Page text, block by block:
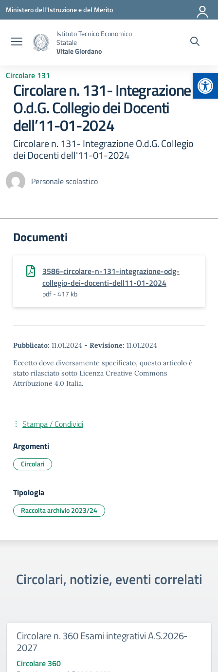
Vai ai contenuti
Vai al menu di navigazione
Vai al footer
Ministero dell'Istruzione e del Merito
Istituto Tecnico Economico
Statale
Vitale Giordano
Circolare 131
Circolare n. 131- Integrazione
O.d.G. Collegio dei Docenti
dell’11-01-2024
Circolare n. 131- Integrazione O.d.G. Collegio
dei Docenti dell'11-01-2024
Personale scolastico
Documenti
3586-circolare-n-131-integrazione-odg-
collegio-dei-docenti-dell11-01-2024
pdf - 417 kb
Pubblicato: 11.01.2024 - Revisione: 11.01.2024
Eccetto dove diversamente specificato, questo articolo è
stato rilasciato sotto Licenza Creative Commons
Attribuzione 4.0 Italia.
Stampa / Condividi
Argomenti
Circolari
Tipologia
Raccolta archivio 2023/24
Circolari, notizie, eventi correlati
Circolare n. 360 Esami integrativi A.S.2026-
2027
Circolare 360